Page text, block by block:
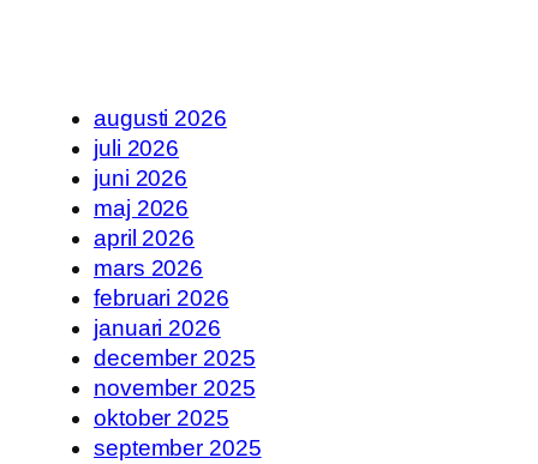
augusti 2026
juli 2026
juni 2026
maj 2026
april 2026
mars 2026
februari 2026
januari 2026
december 2025
november 2025
oktober 2025
september 2025